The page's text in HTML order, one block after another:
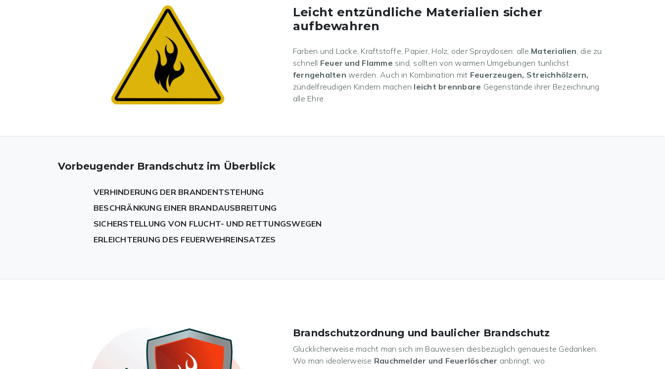
Leicht entzündliche Materialien sicher
aufbewahren
Farben und Lacke, Kraftstoffe, Papier, Holz, oder Spraydosen: alle Materialien, die zu
schnell Feuer und Flamme sind, sollten von warmen Umgebungen tunlichst
ferngehalten werden. Auch in Kombination mit Feuerzeugen, Streichhölzern,
zündelfreudigen Kindern machen leicht brennbare Gegenstände ihrer Bezeichnung
alle Ehre.
Vorbeugender Brandschutz im Überblick
VERHINDERUNG DER BRANDENTSTEHUNG
BESCHRÄNKUNG EINER BRANDAUSBREITUNG
SICHERSTELLUNG VON FLUCHT- UND RETTUNGSWEGEN
ERLEICHTERUNG DES FEUERWEHREINSATZES
Brandschutzordnung und baulicher Brandschutz
Glücklicherweise macht man sich im Bauwesen diesbezüglich genaueste Gedanken.
Wo man idealerweise Rauchmelder und Feuerlöscher anbringt, wo